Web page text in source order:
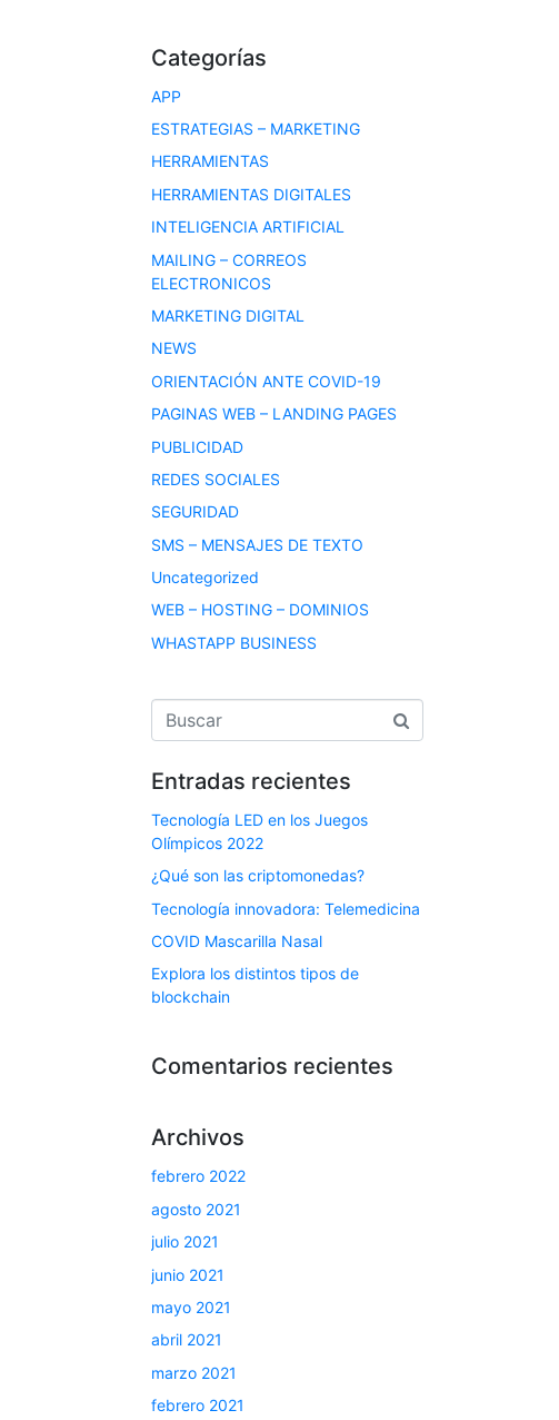
Categorías
APP
ESTRATEGIAS – MARKETING
HERRAMIENTAS
HERRAMIENTAS DIGITALES
INTELIGENCIA ARTIFICIAL
MAILING – CORREOS
ELECTRONICOS
MARKETING DIGITAL
NEWS
ORIENTACIÓN ANTE COVID-19
PAGINAS WEB – LANDING PAGES
PUBLICIDAD
REDES SOCIALES
SEGURIDAD
SMS – MENSAJES DE TEXTO
Uncategorized
WEB – HOSTING – DOMINIOS
WHASTAPP BUSINESS
Entradas recientes
Tecnología LED en los Juegos
Olímpicos 2022
¿Qué son las criptomonedas?
Tecnología innovadora: Telemedicina
COVID Mascarilla Nasal
Explora los distintos tipos de
blockchain
Comentarios recientes
Archivos
febrero 2022
agosto 2021
julio 2021
junio 2021
mayo 2021
abril 2021
marzo 2021
febrero 2021